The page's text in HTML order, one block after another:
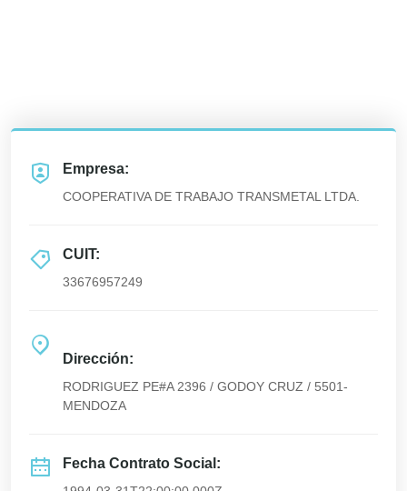
Empresa:
COOPERATIVA DE TRABAJO TRANSMETAL LTDA.
CUIT:
33676957249
Dirección:
RODRIGUEZ PE#A 2396 / GODOY CRUZ / 5501-
MENDOZA
Fecha Contrato Social: